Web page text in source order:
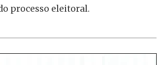
processo eleitoral.